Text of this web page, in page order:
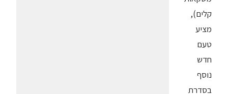
קלים),
מציע
טעם
חדש
נוסף
בסדרת